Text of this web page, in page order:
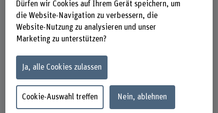
Steckbrief
Dürfen wir Cookies auf Ihrem Gerät speichern, um
die Website-Navigation zu verbessern, die
Website-Nutzung zu analysieren und unser
Marketing zu unterstützen?
Ja, alle Cookies zulassen
Cookie-Auswahl treffen Nein, ablehnen